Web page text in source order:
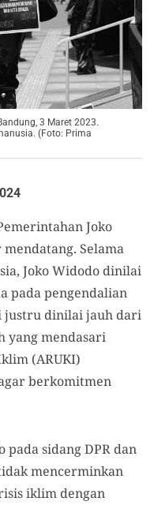
3 Maret 2023.
(Foto: Prima
Joko
Selama
Joko Widodo dinilai
pada pengendalian
justru dinilai jauh dari
yang mendasari
(ARUKI)
berkomitmen
pada sidang DPR dan
mencerminkan
iklim dengan